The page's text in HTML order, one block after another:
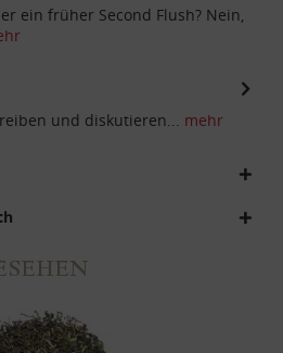
ein früher Second Flush? Nein,
und diskutieren... mehr